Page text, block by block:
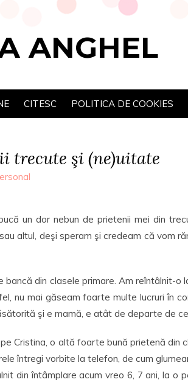
ANGHEL
CITESC POLITICA DE COOKIES
trecute şi (ne)uitate
un dor nebun de prietenii mei din
altul, deşi speram şi credeam că vom
bancă din clasele primare. Am reîntâlnit-o
nu mai găseam foarte multe lucruri în
şi e mamă, e atât de departe de
Cristina, o altă foarte bună prietenă din
întregi vorbite la telefon, de cum
din întâmplare acum vreo 6, 7 ani, la o